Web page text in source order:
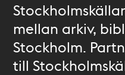
mellan arkiv,
Stockholm.
till